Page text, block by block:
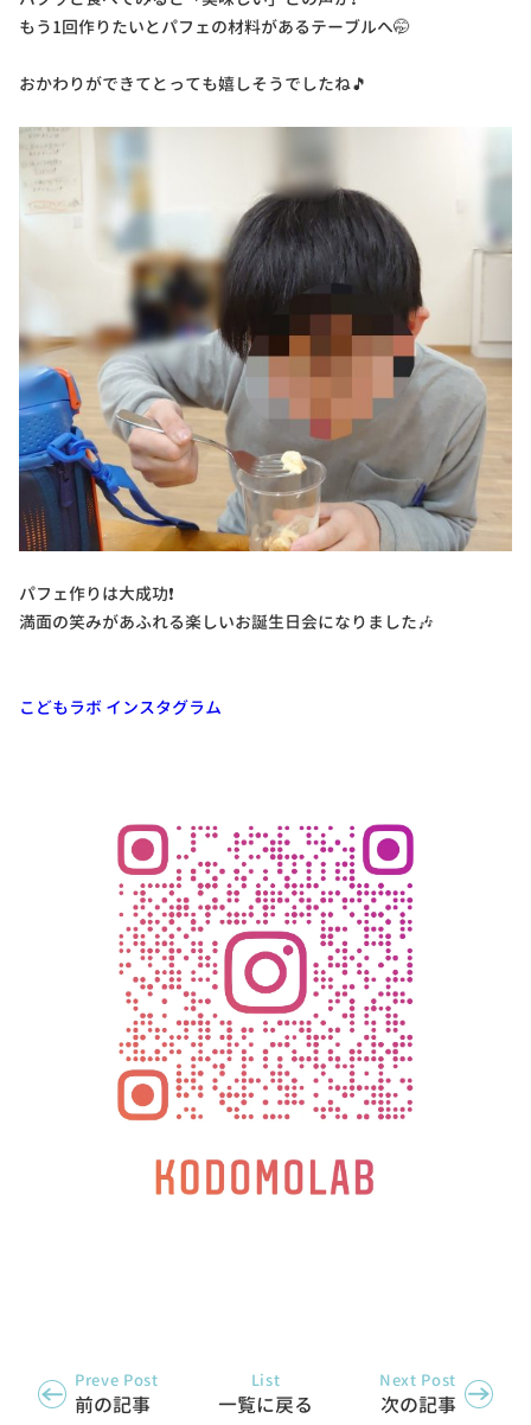
もう1回作りたいとパフェの材料があるテーブルへ🤭
おかわりができてとっても嬉しそうでしたね🎵
パフェ作りは大成功❗
満面の笑みがあふれる楽しいお誕生日会になりました🎶
こどもラボ インスタグラム
Preve Post
前の記事
List
一覧に戻る
Next Post
次の記事